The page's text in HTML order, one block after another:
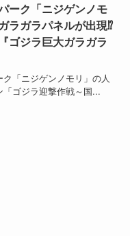
ーク「ニジゲンノモ
ラガラパネルが出現⁉
ゴジラ巨大ガラガラ
「ニジゲンノモリ」の人
ゴジラ迎撃作戦～国...